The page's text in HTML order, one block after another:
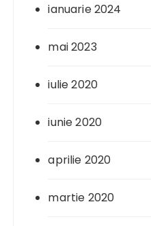
ianuarie 2024
mai 2023
iulie 2020
iunie 2020
aprilie 2020
martie 2020